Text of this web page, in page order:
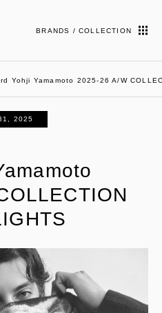
BRANDS / COLLECTION
Yohji Yamamoto 2025-26 A/W
2025